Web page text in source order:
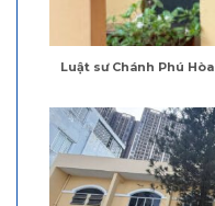
Luật sư Chánh Phú Hòa